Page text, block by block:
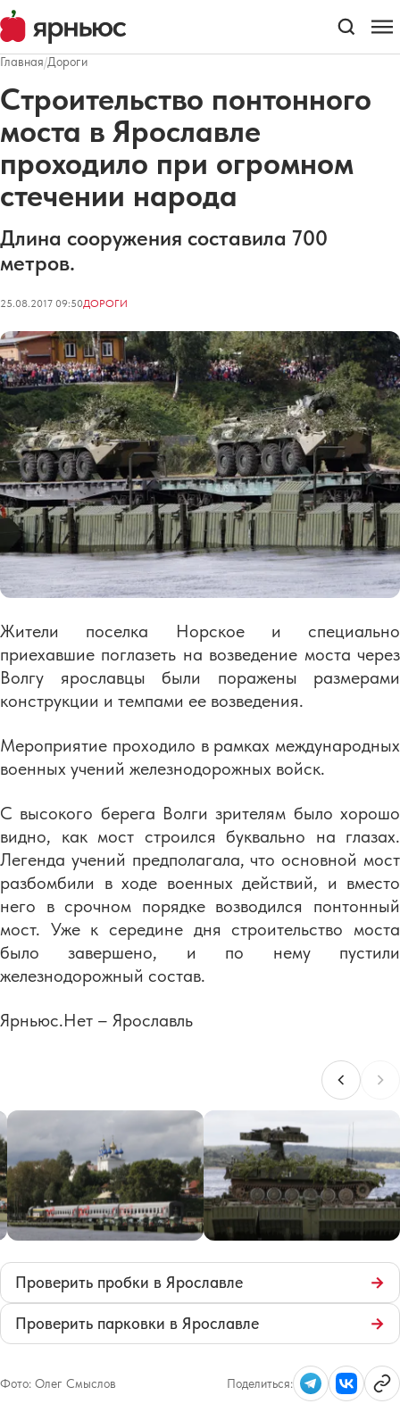
Главная/Дороги
Строительство понтонного
моста в Ярославле
проходило при огромном
стечении народа
Длина сооружения составила 700
метров.
25.08.2017 09:50ДОРОГИ
Жители поселка Норское и специально
приехавшие поглазеть на возведение моста через
Волгу ярославцы были поражены размерами
конструкции и темпами ее возведения.
Мероприятие проходило в рамках международных
военных учений железнодорожных войск.
С высокого берега Волги зрителям было хорошо
видно, как мост строился буквально на глазах.
Легенда учений предполагала, что основной мост
разбомбили в ходе военных действий, и вместо
него в срочном порядке возводился понтонный
мост. Уже к середине дня строительство моста
было завершено, и по нему пустили
железнодорожный состав.
Ярньюс.Нет – Ярославль
Проверить пробки в Ярославле →
Проверить парковки в Ярославле →
Фото: Олег Смыслов Поделиться: